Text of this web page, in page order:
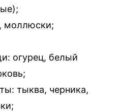
моллюски;
огурец, белый
тыква, черника,